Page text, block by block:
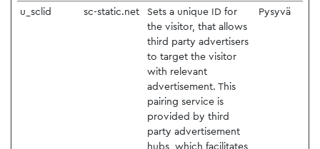
u_sclid sc-static.net
Sets a unique ID for
the visitor, that allows
third party advertisers
to target the visitor
with relevant
advertisement. This
pairing service is
provided by third
party advertisement
hubs, which facilitates
Pysyvä